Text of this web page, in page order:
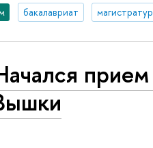
бакалавриат